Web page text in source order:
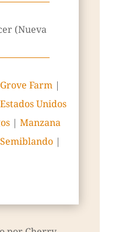
(Nueva
Farm|
Estados Unidos
| Manzana
Semiblando|